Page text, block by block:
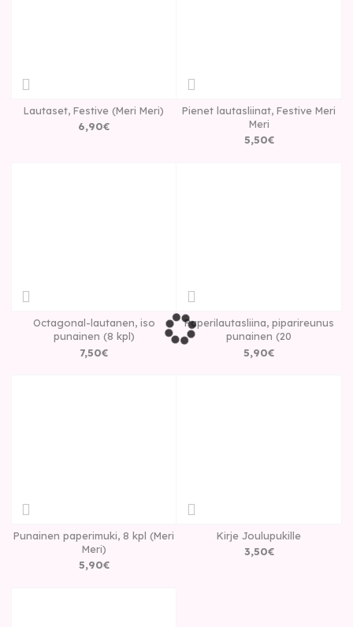
Lautaset, Festive (Meri Meri)
6,90€
Pienet lautasliinat, Festive Meri
Meri
5,50€
Octagonal-lautanen, iso
punainen (8 kpl)
7,50€
Paperilautasliina, piparireunus
punainen (20
5,90€
Punainen paperimuki, 8 kpl (Meri
Meri)
5,90€
Kirje Joulupukille
3,50€